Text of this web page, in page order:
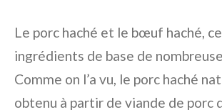
Le porc haché et le bœuf haché,
ingrédients de base de
Comme on l’a vu, le porc haché
obtenu à partir de viande de porc